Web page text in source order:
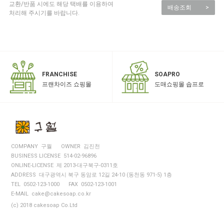
교환/반품 시에도 해당 택배를 이용하여
처리해 주시기를 바랍니다.
배송조회 >
FRANCHISE
프랜차이즈 쇼핑몰
SOAPRO
도매쇼핑몰 솝프로
COMPANY 구월
OWNER 김진천
BUSINESS LICENSE 514-02-96896
ONLINE-LICENSE 제 2013-대구북구-0311호
ADDRESS 대구광역시 북구 동암로 12길 24-10 (동천동 971-5) 1층
TEL 0502-123-1000
FAX 0502-123-1001
E-MAIL cake@cakesoap.co.kr
(c) 2018 cakesoap Co.Ltd